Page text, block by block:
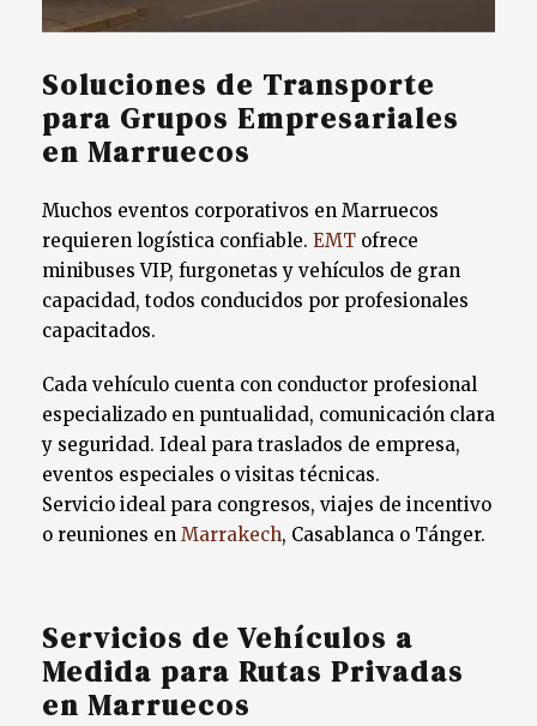
Soluciones de Transporte
para Grupos Empresariales
en Marruecos
Muchos eventos corporativos en Marruecos
requieren logística confiable. EMT ofrece
minibuses VIP, furgonetas y vehículos de gran
capacidad, todos conducidos por profesionales
capacitados.
Cada vehículo cuenta con conductor profesional
especializado en puntualidad, comunicación clara
y seguridad. Ideal para traslados de empresa,
eventos especiales o visitas técnicas.
Servicio ideal para congresos, viajes de incentivo
o reuniones en Marrakech, Casablanca o Tánger.
Servicios de Vehículos a
Medida para Rutas Privadas
en Marruecos